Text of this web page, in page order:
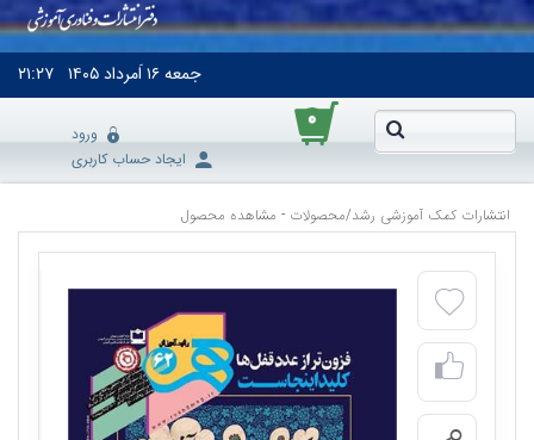
جمعه۱۶ اَمرداد ۱۴۰۵ ۲۱:۲۷
۰
ورود
ایجاد حساب کاربری
انتشارات کمک آموزشی رشد/محصولات - مشاهده محصول